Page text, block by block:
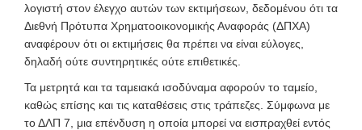
λογιστή στον έλεγχο αυτών των εκτιμήσεων, δεδομένου ότι τα
Διεθνή Πρότυπα Χρηματοοικονομικής Αναφοράς (ΔΠΧΑ)
αναφέρουν ότι οι εκτιμήσεις θα πρέπει να είναι εύλογες,
δηλαδή ούτε συντηρητικές ούτε επιθετικές.
Τα μετρητά και τα ταμειακά ισοδύναμα αφορούν το ταμείο,
καθώς επίσης και τις καταθέσεις στις τράπεζες. Σύμφωνα με
το ΔΛΠ 7, μια επένδυση η οποία μπορεί να εισπραχθεί εντός